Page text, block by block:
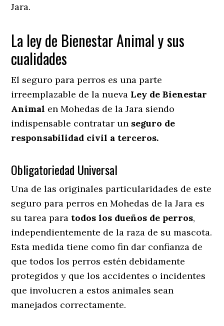
Jara.
La ley de Bienestar Animal y sus
cualidades
El seguro para perros es una parte
irreemplazable de la nueva Ley de Bienestar
Animal en Mohedas de la Jara siendo
indispensable contratar un seguro de
responsabilidad civil a terceros.
Obligatoriedad Universal
Una de las originales particularidades de este
seguro para perros en Mohedas de la Jara es
su tarea para todos los dueños de perros,
independientemente de la raza de su mascota.
Esta medida tiene como fin dar confianza de
que todos los perros estén debidamente
protegidos y que los accidentes o incidentes
que involucren a estos animales sean
manejados correctamente.